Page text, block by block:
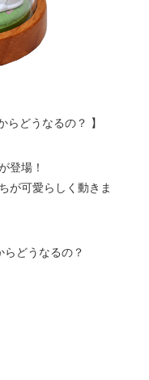
らどうなるの？ 】
登場！
が可愛らしく動きま
らどうなるの？